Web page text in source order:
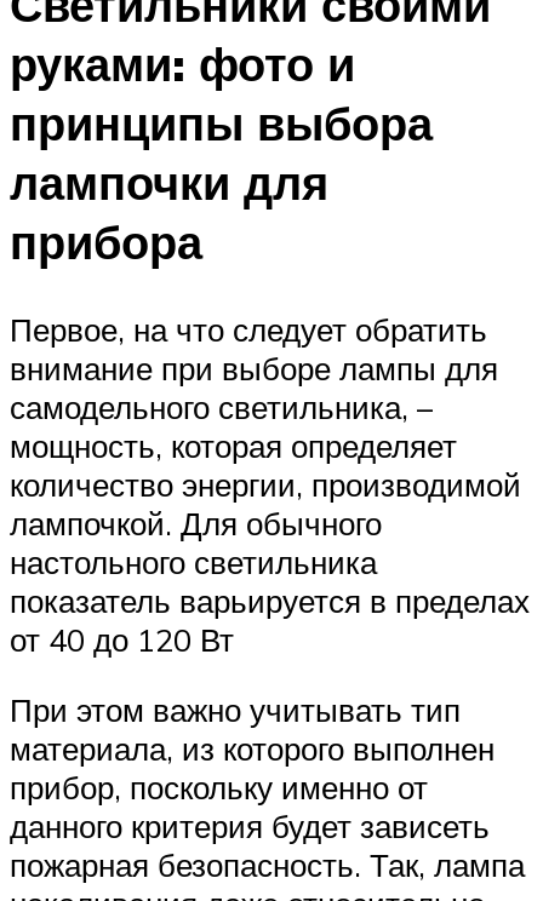
руками: фото и
принципы выбора
лампочки для
прибора
Первое, на что следует обратить
внимание при выборе лампы для
самодельного светильника, –
мощность, которая определяет
количество энергии, производимой
лампочкой. Для обычного
настольного светильника
показатель варьируется в пределах
от 40 до 120 Вт
При этом важно учитывать тип
материала, из которого выполнен
прибор, поскольку именно от
данного критерия будет зависеть
пожарная безопасность. Так, лампа